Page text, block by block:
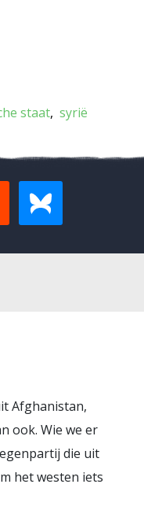
staat syrië
Afghanistan,
ook. Wie we er
die uit
het westen iets